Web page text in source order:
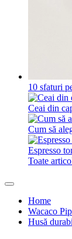
10 sfaturi
Ceai din
Cum să
Espresso
Toate
Home
Wacaco
Husă